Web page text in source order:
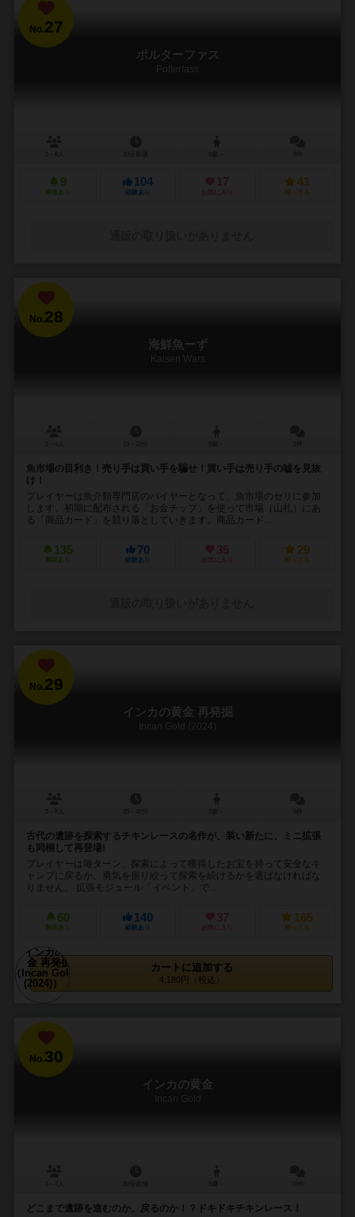
No.27
ポルターファス
Polterfass
9
興味あり
104
経験あり
17
お気に入り
41
持ってる
No.28
海鮮魚ーず
Kaisen Wars
魚市場の目利き！売り手は買い手を騙せ！買い手は売り手の嘘を見抜
け！
プレイヤーは魚介類専門店のバイヤーとなって、魚市場のセリに参加
します。初期に配布される「お金チップ」を使って市場（山札）にあ
る「商品カード」を競り落としていきます。商品カード...
135
興味あり
70
経験あり
35
お気に入り
29
持ってる
No.29
インカの黄金 再発掘
Incan Gold (2024)
古代の遺跡を探索するチキンレースの名作が、装い新たに、ミニ拡張
も同梱して再登場!
プレイヤーは毎ターン、探索によって獲得したお宝を持って安全なキ
ャンプに戻るか、勇気を振り絞って探索を続けるかを選ばなければな
りません。 拡張モジュール「イベント」で...
60
興味あり
140
経験あり
37
お気に入り
165
持ってる
カートに追加する
4,180円（税込）
No.30
インカの黄金
Incan Gold
どこまで遺跡を進むのか、戻るのか！？ドキドキチキンレース！